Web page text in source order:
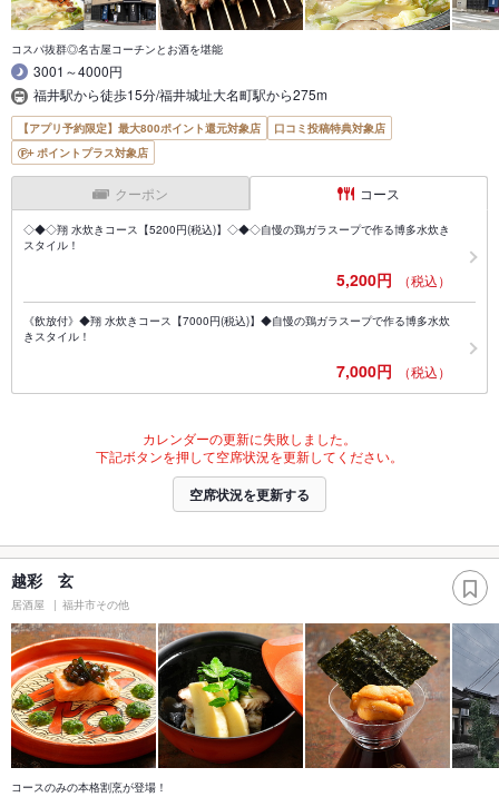
コスパ抜群◎名古屋コーチンとお酒を堪能
3001～4000円
福井駅から徒歩15分/福井城址大名町駅から275m
【アプリ予約限定】最大800ポイント還元対象店
口コミ投稿特典対象店
ポイントプラス対象店
クーポン コース
◇◆◇翔 水炊きコース【5200円(税込)】◇◆◇自慢の鶏ガラスープで作る博多水炊き
スタイル！
5,200円 （税込）
《飲放付》◆翔 水炊きコース【7000円(税込)】◆自慢の鶏ガラスープで作る博多水炊
きスタイル！
7,000円 （税込）
カレンダーの更新に失敗しました。
下記ボタンを押して空席状況を更新してください。
空席状況を更新する
越彩 玄
居酒屋 福井市その他
コースのみの本格割烹が登場！